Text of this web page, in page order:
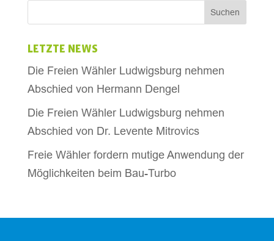
LETZTE NEWS
Die Freien Wähler Ludwigsburg nehmen
Abschied von Hermann Dengel
Die Freien Wähler Ludwigsburg nehmen
Abschied von Dr. Levente Mitrovics
Freie Wähler fordern mutige Anwendung der
Möglichkeiten beim Bau-Turbo